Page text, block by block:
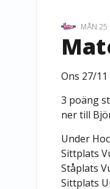
MÅN 25
Ons 27/
3 poäng
ner till
Under
Sittplats
Ståplats
Sittplats